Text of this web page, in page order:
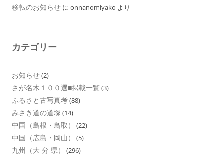
移転のお知らせ に onnanomiyako より
カテゴリー
お知らせ(2)
さが名木１００選■掲載一覧 (3)
ふるさと古写真考(88)
みさき道の道塚 (14)
中国（島根・鳥取） (22)
中国（広島・岡山） (5)
九州（大 分 県） (296)